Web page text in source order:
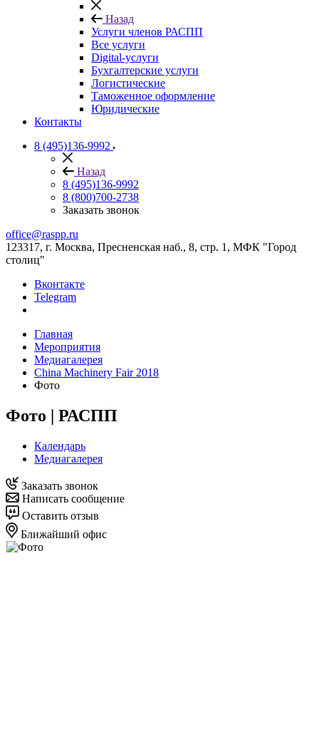
Назад
Услуги членов РАСПП
Все услуги
Digital-услуги
Бухгалтерские услуги
Логистические
Таможенное оформление
Юридические
Контакты
8 (495)136-9992
Назад
8 (495)136-9992
8 (800)700-2738
Заказать звонок
office@raspp.ru
123317, г. Москва, Пресненская наб., 8, стр. 1, МФК "Город
столиц"
Вконтакте
Telegram
Главная
Мероприятия
Медиагалерея
China Machinery Fair 2018
Фото
Фото | РАСПП
Календарь
Медиагалерея
Заказать звонок
Написать сообщение
Оставить отзыв
Ближайший офис